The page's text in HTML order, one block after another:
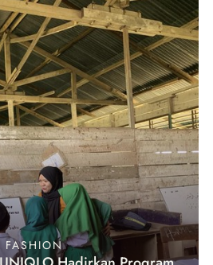
FASHION